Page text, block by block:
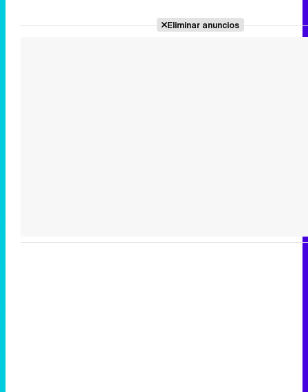
Eliminar anuncios